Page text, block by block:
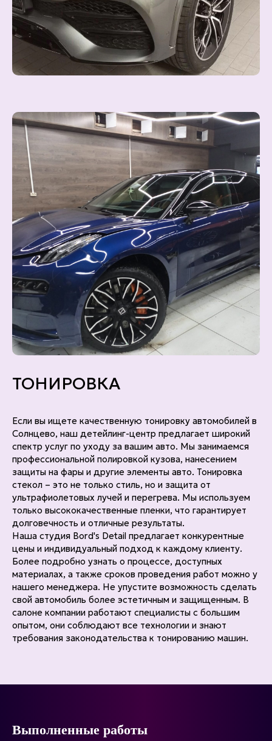
ТОНИРОВКА
Если вы ищете качественную тонировку автомобилей в
Солнцево, наш детейлинг-центр предлагает широкий
спектр услуг по уходу за вашим авто. Мы занимаемся
профессиональной полировкой кузова, нанесением
защиты на фары и другие элементы авто. Тонировка
стекол – это не только стиль, но и защита от
ультрафиолетовых лучей и перегрева. Мы используем
только высококачественные пленки, что гарантирует
долговечность и отличные результаты.
Наша студия Bord's Detail предлагает конкурентные
цены и индивидуальный подход к каждому клиенту.
Более подробно узнать о процессе, доступных
материалах, а также сроков проведения работ можно у
нашего менеджера. Не упустите возможность сделать
свой автомобиль более эстетичным и защищенным. В
салоне компании работают специалисты с большим
опытом, они соблюдают все технологии и знают
требования законодательства к тонированию машин.
Выполненные работы